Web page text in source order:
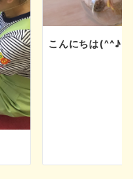
こんにちは(^^♪